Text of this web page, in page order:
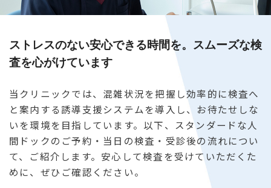
お問い合わせ WEB予約
ストレスのない安心できる時間を。スムーズな検
査を心がけています
当クリニックでは、混雑状況を把握し効率的に検査へ
と案内する誘導支援システムを導入し、お待たせしな
いを環境を目指しています。以下、スタンダードな人
間ドックのご予約・当日の検査・受診後の流れについ
て、ご紹介します。安心して検査を受けていただくた
めに、ぜひご確認ください。